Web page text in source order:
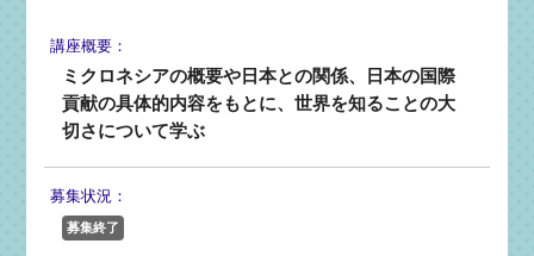
講座概要：
ミクロネシアの概要や日本との関係、日本の国際
貢献の具体的内容をもとに、世界を知ることの大
切さについて学ぶ
募集状況：
募集終了